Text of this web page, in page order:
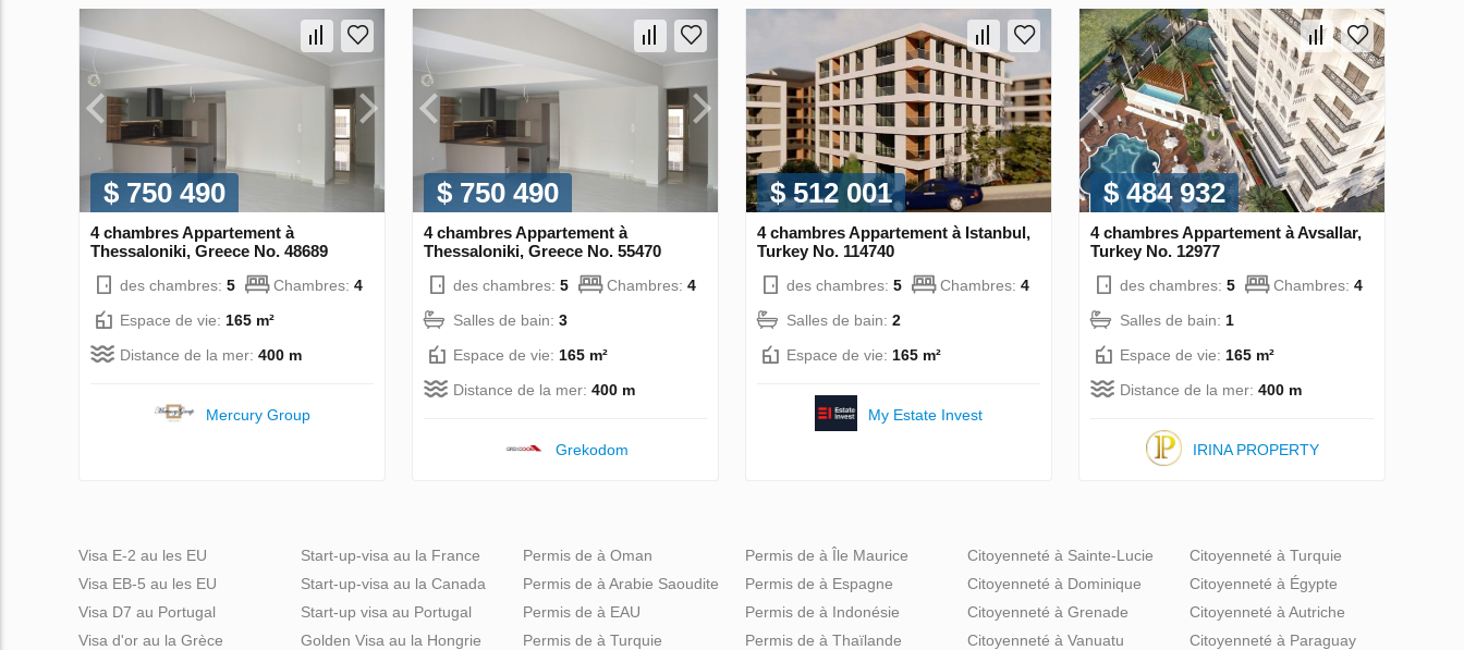
$ 750 490
4 chambres Appartement à
Thessaloniki, Greece No. 48689
des chambres: 5 Chambres: 4
Espace de vie: 165 m²
Distance de la mer: 400 m
Mercury Group
$ 750 490
4 chambres Appartement à
Thessaloniki, Greece No. 55470
des chambres: 5 Chambres: 4
Salles de bain: 3
Espace de vie: 165 m²
Distance de la mer: 400 m
Grekodom
$ 512 001
4 chambres Appartement à Istanbul,
Turkey No. 114740
des chambres: 5 Chambres: 4
Salles de bain: 2
Espace de vie: 165 m²
My Estate Invest
$ 484 932
4 chambres Appartement à Avsallar,
Turkey No. 12977
des chambres: 5 Chambres: 4
Salles de bain: 1
Espace de vie: 165 m²
Distance de la mer: 400 m
IRINA PROPERTY
Visa E-2 au les EU
Visa EB-5 au les EU
Visa D7 au Portugal
Visa d'or au la Grèce
Start-up-visa au la France
Start-up-visa au la Canada
Start-up visa au Portugal
Golden Visa au la Hongrie
Permis de à Oman
Permis de à Arabie Saoudite
Permis de à EAU
Permis de à Turquie
Permis de à Île Maurice
Permis de à Espagne
Permis de à Indonésie
Permis de à Thaïlande
Citoyenneté à Sainte-Lucie
Citoyenneté à Dominique
Citoyenneté à Grenade
Citoyenneté à Vanuatu
Citoyenneté à Turquie
Citoyenneté à Égypte
Citoyenneté à Autriche
Citoyenneté à Paraguay